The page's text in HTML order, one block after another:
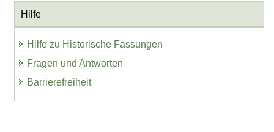
Hilfe
Hilfe zu Historische Fassungen
Fragen und Antworten
Barrierefreiheit